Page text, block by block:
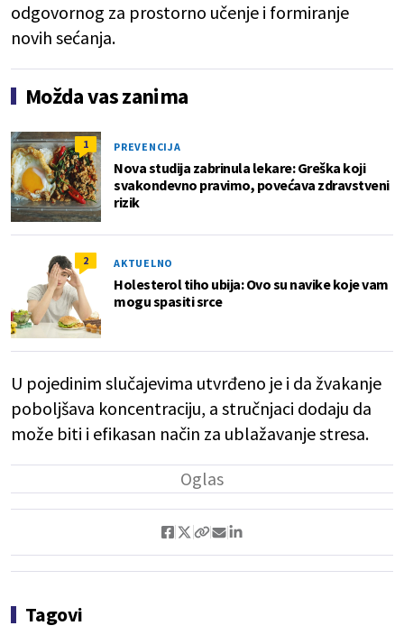
odgovornog za prostorno učenje i formiranje
novih sećanja.
Možda vas zanima
1 PREVENCIJA
Nova studija zabrinula lekare: Greška koji
svakondevno pravimo, povećava zdravstveni
rizik
2 AKTUELNO
Holesterol tiho ubija: Ovo su navike koje vam
mogu spasiti srce
U pojedinim slučajevima utvrđeno je i da žvakanje
poboljšava koncentraciju, a stručnjaci dodaju da
može biti i efikasan način za ublažavanje stresa.
Tagovi